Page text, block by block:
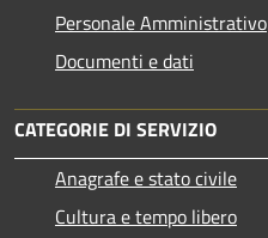
Personale Amministrativo
Documenti e dati
CATEGORIE DI SERVIZIO
Anagrafe e stato civile
Cultura e tempo libero